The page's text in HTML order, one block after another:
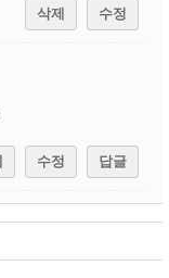
삭제 수정
수정 답글